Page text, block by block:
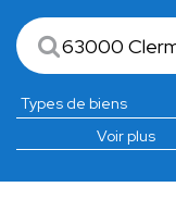
Voir plus